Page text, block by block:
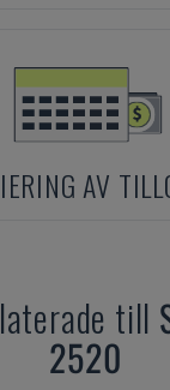
AV
till
2520